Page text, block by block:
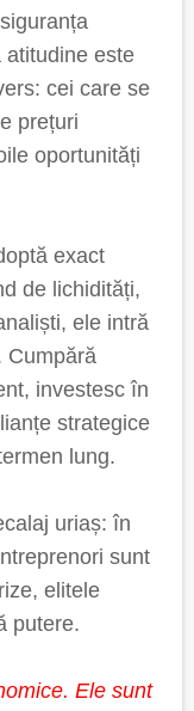
atitudine este
cei care se
prețuri
oportunități
exact
de lichidități,
ele intră
Cumpără
investesc în
strategice
lung.
uriaș: în
sunt
elitele
putere.
Ele sunt